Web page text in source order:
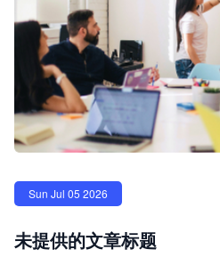
Sun Jul 05 2026
未提供的文章标题